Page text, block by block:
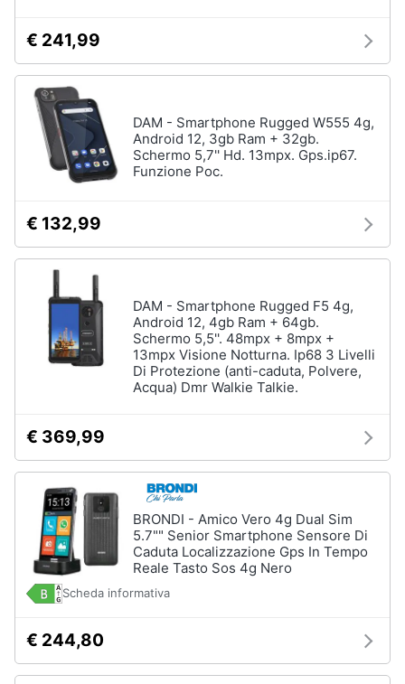
€ 241,99
DAM - Smartphone Rugged W555 4g,
Android 12, 3gb Ram + 32gb.
Schermo 5,7'' Hd. 13mpx. Gps.ip67.
Funzione Poc.
€ 132,99
DAM - Smartphone Rugged F5 4g,
Android 12, 4gb Ram + 64gb.
Schermo 5,5''. 48mpx + 8mpx +
13mpx Visione Notturna. Ip68 3 Livelli
Di Protezione (anti-caduta, Polvere,
Acqua) Dmr Walkie Talkie.
€ 369,99
BRONDI - Amico Vero 4g Dual Sim
5.7"" Senior Smartphone Sensore Di
Caduta Localizzazione Gps In Tempo
Reale Tasto Sos 4g Nero
Scheda informativa
€ 244,80